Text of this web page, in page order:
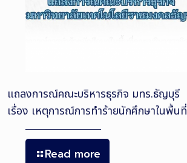
แถลงการณ์คณะบริหารธุรกิจ มทร.ธัญบุรี
เรื่อง เหตุการณ์การทำร้ายนักศึกษาในพื้นที่
Read more